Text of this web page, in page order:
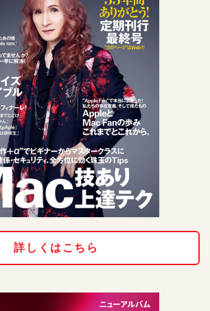
詳しくはこちら